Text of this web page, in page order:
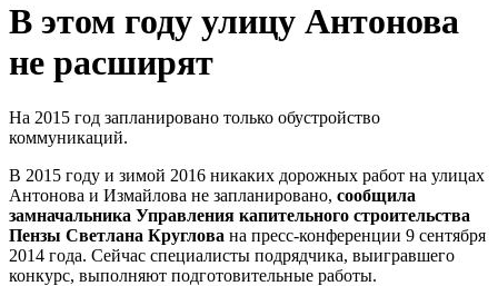
В этом году улицу Антонова
не расширят
На 2015 год запланировано только обустройство
коммуникаций.
В 2015 году и зимой 2016 никаких дорожных работ на улицах
Антонова и Измайлова не запланировано, сообщила
замначальника Управления капительного строительства
Пензы Светлана Круглова на пресс-конференции 9 сентября
2014 года. Сейчас специалисты подрядчика, выигравшего
конкурс, выполняют подготовительные работы.